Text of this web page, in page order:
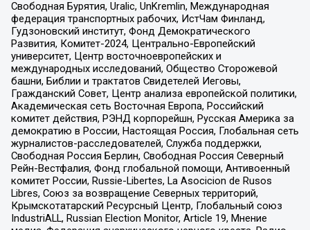
Свободная Бурятия, Uralic, UnKremlin, Международная
федерация транспортных рабочих, ИстЧам Финланд,
Гудзоновский институт, Фонд Демократического
Развития, Комитет-2024, Центрально-Европейский
университет, Центр восточноевропейских и
международных исследований, Общество Сторожевой
башни, Библии и трактатов Свидетелей Иеговы,
Гражданский Совет, Центр анализа европейской политики,
Академическая сеть Восточная Европа, Российский
комитет действия, РЭНД корпорейшн, Русская Америка за
демократию в России, Настоящая Россия, Глобальная сеть
журналистов-расследователей, Служба поддержки,
Свободная Россия Берлин, Свободная Россия Северный
Рейн-Вестфалия, Фонд глобальной помощи, Антивоенный
комитет России, Russie-Libertes, La Asocicion de Rusos
Libres, Союз за возвращение Северных территорий,
Крымскотатарский Ресурсный Центр, Глобальный союз
IndustriALL, Russian Election Monitor, Article 19, Мнение